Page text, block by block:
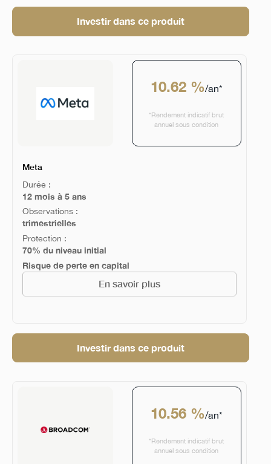
Investir dans ce produit
10.62 %/an*
*Rendement indicatif brut
annuel sous condition
Meta
Durée :
12 mois à 5 ans
Observations :
trimestrielles
Protection :
70% du niveau initial
Risque de perte en capital
En savoir plus
Investir dans ce produit
10.56 %/an*
*Rendement indicatif brut
annuel sous condition